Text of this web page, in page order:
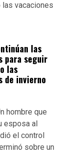
las
para seguir
las
de invierno